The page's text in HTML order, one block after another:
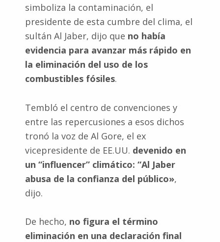
simboliza la contaminación, el
presidente de esta cumbre del clima, el
sultán Al Jaber, dijo que no había
evidencia para avanzar más rápido en
la eliminación del uso de los
combustibles fósiles.
Tembló el centro de convenciones y
entre las repercusiones a esos dichos
tronó la voz de Al Gore, el ex
vicepresidente de EE.UU. devenido en
un “influencer” climático: “Al Jaber
abusa de la confianza del público»,
dijo.
De hecho, no figura el término
eliminación en una declaración final